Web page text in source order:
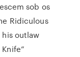
sob os
Ridiculous
his outlaw